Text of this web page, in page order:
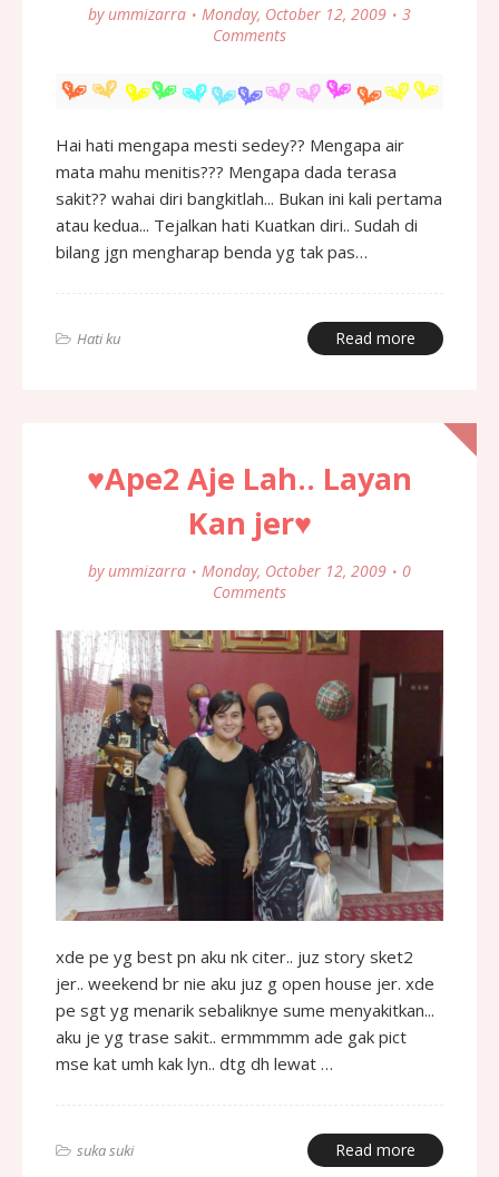
by ummizarra Monday, October 12, 2009
3
Comments
Hai hati mengapa mesti sedey?? Mengapa air
mata mahu menitis??? Mengapa dada terasa
sakit?? wahai diri bangkitlah... Bukan ini kali pertama
atau kedua... Tejalkan hati Kuatkan diri.. Sudah di
bilang jgn mengharap benda yg tak pas…
Hati ku Read more
♥Ape2 Aje Lah.. Layan
Kan jer♥
by ummizarra Monday, October 12, 2009
0
Comments
xde pe yg best pn aku nk citer.. juz story sket2
jer.. weekend br nie aku juz g open house jer. xde
pe sgt yg menarik sebaliknye sume menyakitkan...
aku je yg trase sakit.. ermmmmm ade gak pict
mse kat umh kak lyn.. dtg dh lewat …
suka suki Read more